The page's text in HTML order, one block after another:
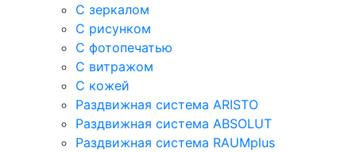
С зеркалом
С рисунком
С фотопечатью
С витражом
С кожей
Раздвижная система ARISTO
Раздвижная система ABSOLUT
Раздвижная система RAUMplus